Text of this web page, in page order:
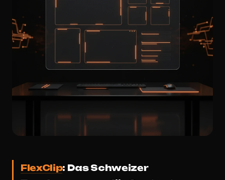
FlexClip: Das Schweizer